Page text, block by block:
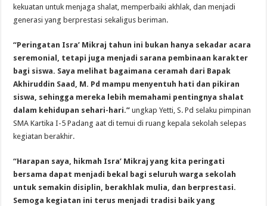
kekuatan untuk menjaga shalat, memperbaiki akhlak, dan menjadi
generasi yang berprestasi sekaligus beriman.
“Peringatan Isra’ Mikraj tahun ini bukan hanya sekadar acara
seremonial, tetapi juga menjadi sarana pembinaan karakter
bagi siswa. Saya melihat bagaimana ceramah dari Bapak
Akhiruddin Saad, M. Pd mampu menyentuh hati dan pikiran
siswa, sehingga mereka lebih memahami pentingnya shalat
dalam kehidupan sehari-hari.” ungkap Yetti, S. Pd selaku pimpinan
SMA Kartika I-5 Padang aat di temui di ruang kepala sekolah selepas
kegiatan berakhir.
“Harapan saya, hikmah Isra’ Mikraj yang kita peringati
bersama dapat menjadi bekal bagi seluruh warga sekolah
untuk semakin disiplin, berakhlak mulia, dan berprestasi.
Semoga kegiatan ini terus menjadi tradisi baik yang